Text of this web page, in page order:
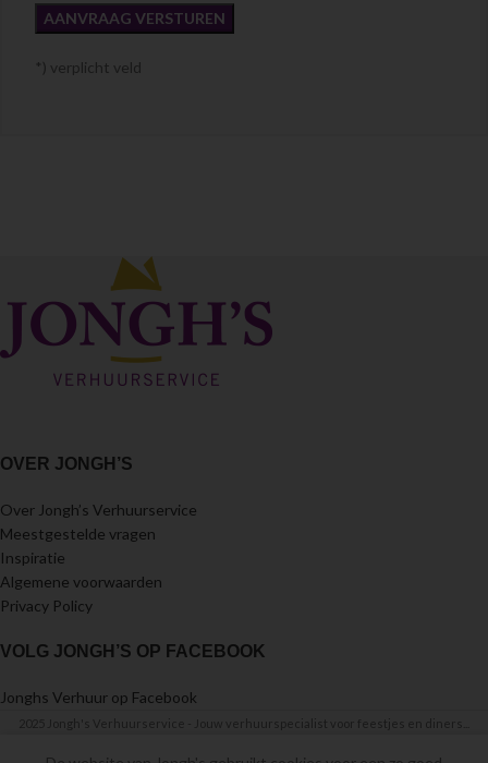
*) verplicht veld
OVER JONGH’S
Over Jongh’s Verhuurservice
Meestgestelde vragen
Inspiratie
Algemene voorwaarden
Privacy Policy
VOLG JONGH’S OP FACEBOOK
Jonghs Verhuur op Facebook
2025 Jongh's Verhuurservice - Jouw verhuurspecialist voor feestjes en diners...